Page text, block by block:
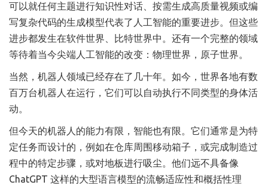
可以就任何主题进行知识性对话、按需生成高质量视频或编
写复杂代码的生成模型代表了人工智能的重要进步。但这些
进步都发生在软件世界、比特世界中。还有一个完整的领域
等待着当今尖端人工智能的改变：物理世界，原子世界。
当然，机器人领域已经存在了几十年。如今，世界各地有数
百万台机器人在运行，它们可以自动执行不同类型的身体活
动。
但今天的机器人的能力有限，智能也有限。它们通常是为特
定任务而设计的，例如在仓库周围移动箱子，或完成制造过
程中的特定步骤，或对地板进行吸尘。他们远不具备像
ChatGPT 这样的大型语言模型的流畅适应性和概括性理